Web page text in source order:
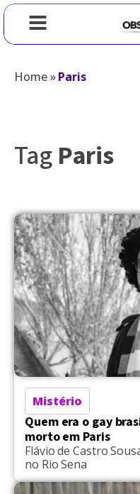
Home»Paris
TagParis
Mistério
Quem era o gay
morto em Paris
Flávio de Castro
no Rio Sena